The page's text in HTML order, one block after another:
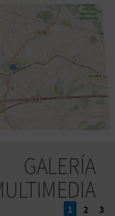
GALERÍA
1 2 3